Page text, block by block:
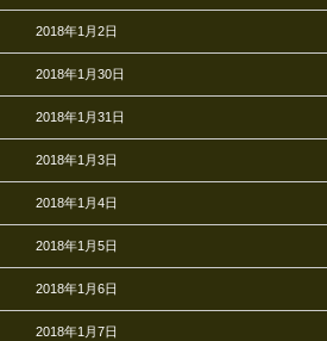
2018年1月2日
2018年1月30日
2018年1月31日
2018年1月3日
2018年1月4日
2018年1月5日
2018年1月6日
2018年1月7日